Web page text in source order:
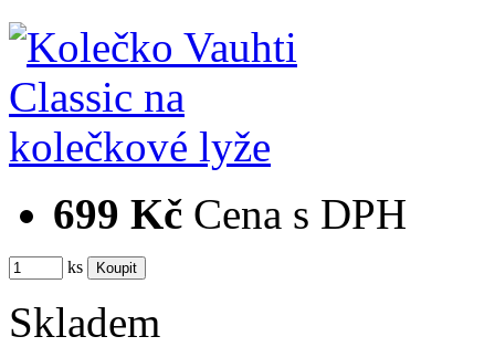
699 Kč Cena s DPH
ks
Skladem